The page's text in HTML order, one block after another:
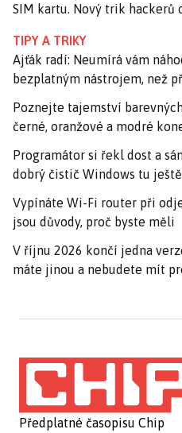
SIM kartu. Nový trik hackerů
TIPY A TRIKY
Ajťák radí: Neumírá vám
bezplatným nástrojem, než
Poznejte tajemství
černé, oranžové a modré
Programátor si řekl dost a
dobrý čistič Windows tu
Vypínáte Wi-Fi router při
jsou důvody, proč byste měli
V říjnu 2026 končí jedna
máte jinou a nebudete mít
Předplatné časopisu Chip